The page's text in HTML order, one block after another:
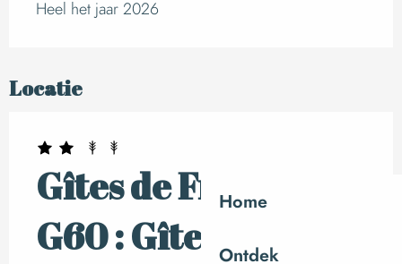
Home
Ontdek
Heel het jaar 2026
Locatie
Gîtes de France
G60 : Gîte Albert